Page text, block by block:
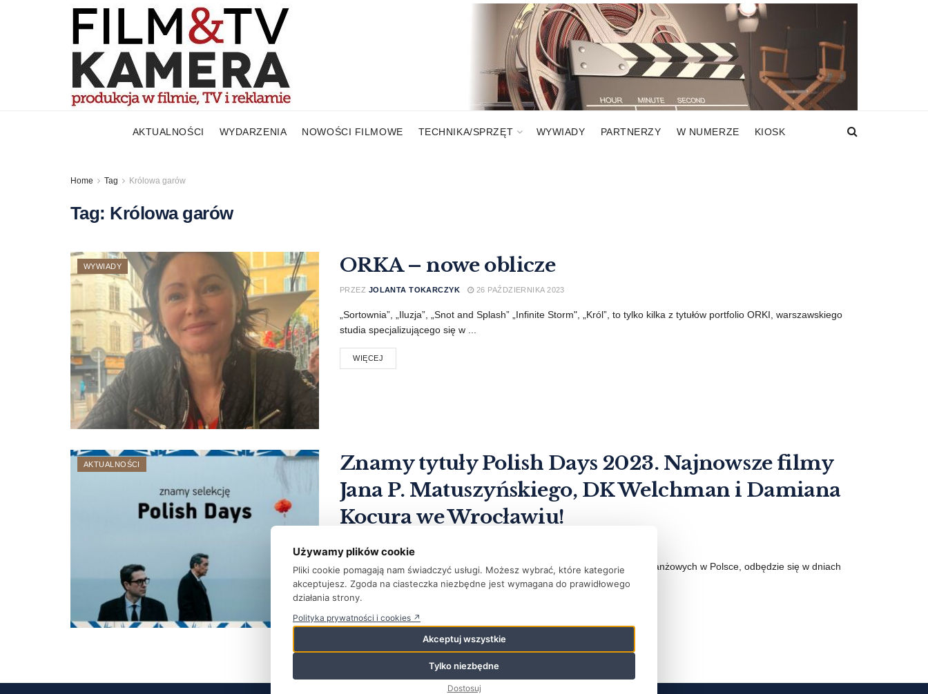
AKTUALNOŚCI WYDARZENIA NOWOŚCI FILMOWE TECHNIKA/SPRZĘT WYWIADY PARTNERZY W NUMERZE KIOSK
Home Tag Królowa garów
Tag: Królowa garów
WYWIADY ORKA – nowe oblicze
PRZEZ JOLANTA TOKARCZYK 26 PAŹDZIERNIKA 2023
„Sortownia”, „Iluzja”, „Snot and Splash” „Infinite Storm", „Król”, to tylko kilka z tytułów portfolio ORKI, warszawskiego
studia specjalizującego się w ...
WIĘCEJ
AKTUALNOŚCI
Znamy tytuły Polish Days 2023. Najnowsze filmy
Jana P. Matuszyńskiego, DK Welchman i Damiana
Kocura we Wrocławiu!
Tegoroczna edycja Polish Days, jednego z najważniejszych wydarzeń branżowych w Polsce, odbędzie się w dniach
23-25 lipca we Wrocławiu w ...
Używamy plików cookie
Pliki cookie pomagają nam świadczyć usługi. Możesz wybrać, które kategorie
akceptujesz. Zgoda na ciasteczka niezbędne jest wymagana do prawidłowego
działania strony.
Polityka prywatności i cookies ↗
Akceptuj wszystkie
Tylko niezbędne
Dostosuj